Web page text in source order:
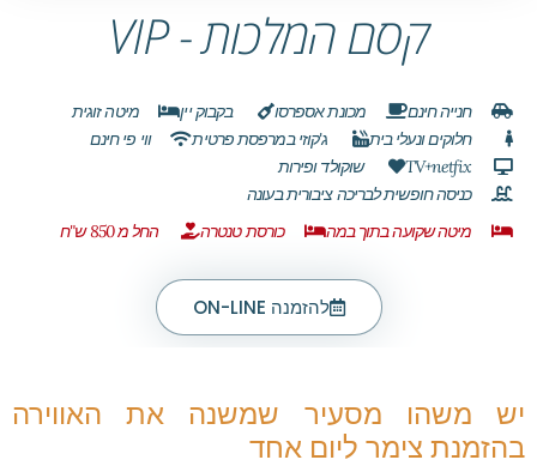
קסם המלכות - VIP
חנייה חינם מכונת אספרסו בקבוק יין
מיטה זוגית
חלוקים ונעלי בית
ג'קוזי במרפסת פרטית
ווי פי חינם
TV+netfix
שוקולד ופירות
כניסה חופשית לבריכה ציבורית בעונה
מיטה שקועה בתוך במה
כורסת טנטרה החל מ 850 ש"ח
להזמנה ON-LINE
יש משהו מסעיר שמשנה את האווירה
בהזמנת צימר ליום אחד